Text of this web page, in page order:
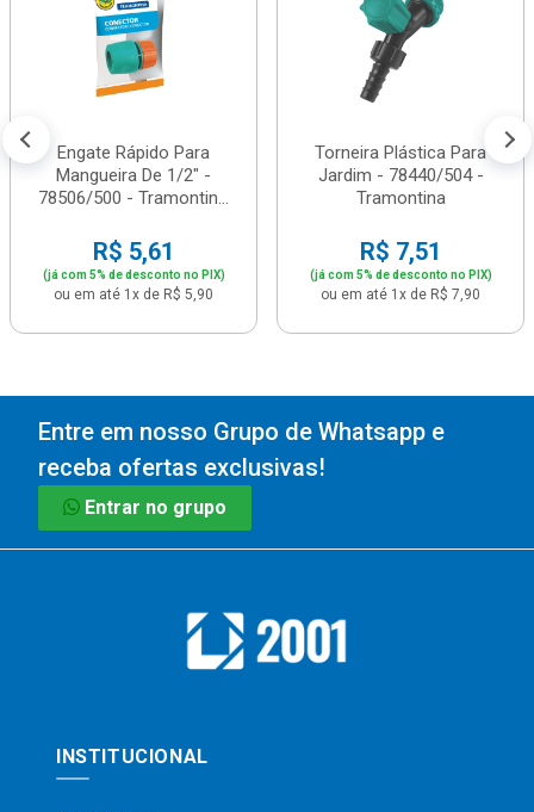
Engate Rápido Para
Mangueira De 1/2" -
78506/500 - Tramontin...
R$ 5,61
(já com 5% de desconto no PIX)
ou em até 1x de R$ 5,90
Torneira Plástica Para
Jardim - 78440/504 -
Tramontina
R$ 7,51
(já com 5% de desconto no PIX)
ou em até 1x de R$ 7,90
Entre em nosso Grupo de Whatsapp e
receba ofertas exclusivas!
Entrar no grupo
INSTITUCIONAL